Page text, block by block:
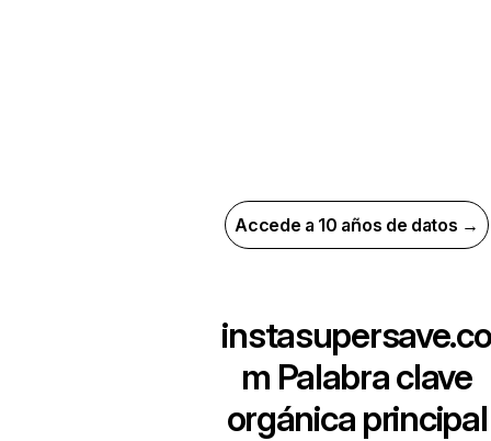
Accede a 10 años de datos →
instasupersave.co
m Palabra clave
orgánica principal